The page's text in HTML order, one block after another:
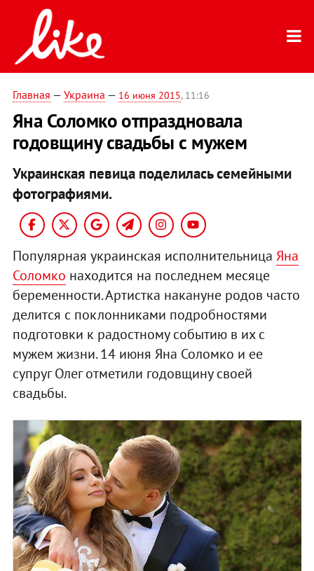
Главная — Украина — 16 июня 2015, 11:16
Яна Соломко отпраздновала
годовщину свадьбы с мужем
Украинская певица поделилась семейными
фотографиями.
Популярная украинская исполнительница Яна
Соломко находится на последнем месяце
беременности. Артистка накануне родов часто
делится с поклонниками подробностями
подготовки к радостному событию в их с
мужем жизни. 14 июня Яна Соломко и ее
супруг Олег отметили годовщину своей
свадьбы.